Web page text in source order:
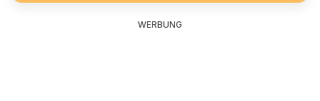
WERBUNG